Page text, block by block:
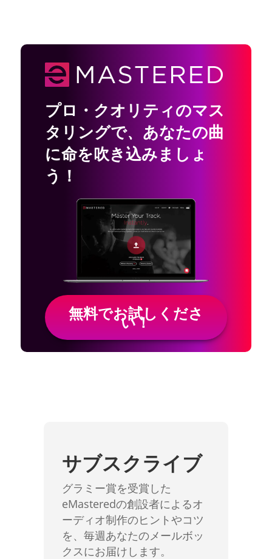
プロ・クオリティのマス
タリングで、 あなたの曲
に命を吹き込みましょ
う！
無料でお試しくださ
い！
サブスクライブ
グラミー賞を受賞した
eMasteredの創設者によるオ
ーディオ制作のヒントやコツ
を、毎週あなたのメールボッ
クスにお届けします。